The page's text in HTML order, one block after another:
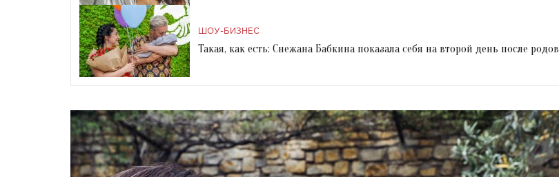
ШОУ-БИЗНЕС
Такая, как есть: Снежана Бабкина показала себя на второй день после родов